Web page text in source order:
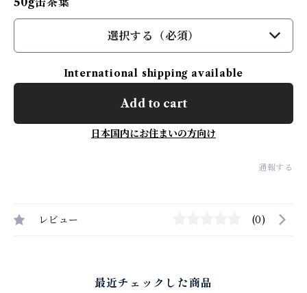
選択する（必須）
International shipping available
Add to cart
日本国内にお住まいの方向け
通報する
レビュー (0)
最近チェックした商品